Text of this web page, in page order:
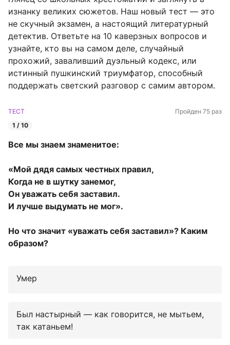
изнанку великих сюжетов. Наш новый тест — это
не скучный экзамен, а настоящий литературный
детектив. Ответьте на 10 каверзных вопросов и
узнайте, кто вы на самом деле, случайный
прохожий, заваливший дуэльный кодекс, или
истинный пушкинский триумфатор, способный
поддержать светский разговор с самим автором.
ТЕСТ
Пройден 75 раз
1 / 10
Все мы знаем знаменитое:
«Мой дядя самых честных правил,
Когда не в шутку занемог,
Он уважать себя заставил.
И лучше выдумать не мог».
Но что значит «уважать себя заставил»? Каким
образом?
Умер
Был настырный — как говорится, не мытьем,
так катаньем!